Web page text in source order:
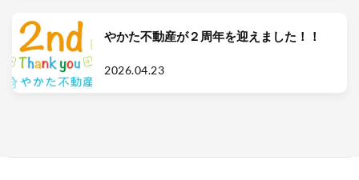
やかた不動産が２周年を迎えました！！
2026.04.23